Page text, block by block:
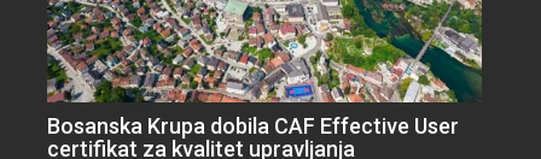
Bosanska Krupa dobila CAF Effective User
certifikat za kvalitet upravljanja